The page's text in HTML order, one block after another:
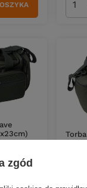
zgód